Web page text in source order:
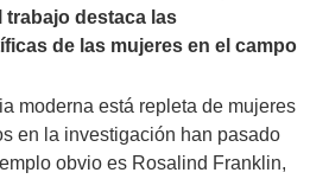
destaca las
de las mujeres en el campo
moderna está repleta de mujeres
en la investigación han pasado
obvio es Rosalind Franklin,